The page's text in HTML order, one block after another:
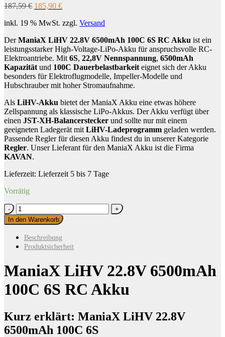
187,59€ Ursprünglicher
war:
185,90 €Aktueller
ist:
inkl. 19 % MwSt. zzgl. Versand
DerManiaX LiHV 22.8V 6500mAh 100C 6S RC Akku ist ein
leistungsstarker High-Voltage-LiPo-Akku für anspruchsvolle RC-
Elektroantriebe. Mit 6S, 22,8V Nennspannung, 6500mAh
Kapazität und 100C Dauerbelastbarkeit eignet sich der Akku
besonders für Elektroflugmodelle, Impeller-Modelle und
Hubschrauber mit hoher Stromaufnahme.
Als LiHV-Akku bietet der ManiaX Akku eine etwas höhere
Zellspannung als klassische LiPo-Akkus. Der Akku verfügt über
einen JST-XH-Balancerstecker und sollte nur mit einem
geeigneten Ladegerät mit LiHV-Ladeprogramm geladen werden.
Passende Regler für diesen Akku findest du in unserer Kategorie
Regler. Unser Lieferant für den ManiaX Akku ist die Firma
KAVAN.
Lieferzeit: Lieferzeit 5 bis 7 Tage
Vorrätig
ManiaX
LiHV
22.8V
6500mAh
100C
Akku
In den Warenkorb
Beschreibung
Produktsicherheit
ManiaX LiHV 22.8V 6500mAh
100C 6S RC Akku
Kurz erklärt: ManiaX LiHV 22.8V
6500mAh 100C 6S